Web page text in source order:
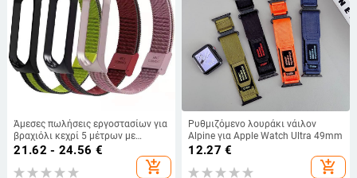
Άμεσες πωλήσεις εργοστασίων για
βραχιόλι κεχρί 5 μέτρων με
μεταλλικό λουράκι και αγκράφα
από ανοξείδωτο ατσάλι, λουράκι
Μιλάνου
21.62 - 24.56 €
add_shopping_cart
Ρυθμιζόμενο λουράκι νάιλον
Alpine για Apple Watch Ultra 49mm
12.27 €
add_shopping_cart